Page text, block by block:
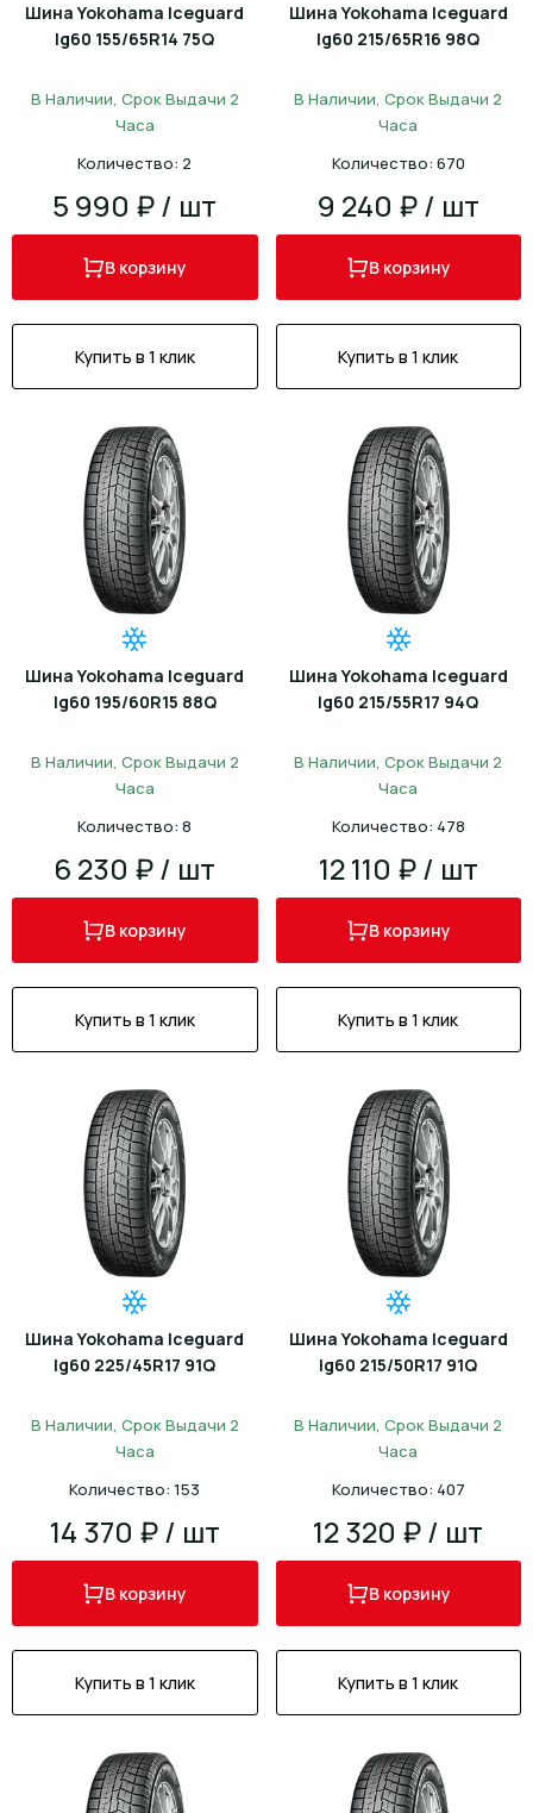
Шина Yokohama Iceguard
Ig60 155/65R14 75Q
В Наличии, Срок Выдачи 2
Часа
Количество: 2
5 990 ₽ / шт
В корзину
Купить в 1 клик
Шина Yokohama Iceguard
Ig60 215/65R16 98Q
В Наличии, Срок Выдачи 2
Часа
Количество: 670
9 240 ₽ / шт
В корзину
Купить в 1 клик
Шина Yokohama Iceguard
Ig60 195/60R15 88Q
В Наличии, Срок Выдачи 2
Часа
Количество: 8
6 230 ₽ / шт
В корзину
Купить в 1 клик
Шина Yokohama Iceguard
Ig60 215/55R17 94Q
В Наличии, Срок Выдачи 2
Часа
Количество: 478
12 110 ₽ / шт
В корзину
Купить в 1 клик
Шина Yokohama Iceguard
Ig60 225/45R17 91Q
В Наличии, Срок Выдачи 2
Часа
Количество: 153
14 370 ₽ / шт
В корзину
Купить в 1 клик
Шина Yokohama Iceguard
Ig60 215/50R17 91Q
В Наличии, Срок Выдачи 2
Часа
Количество: 407
12 320 ₽ / шт
В корзину
Купить в 1 клик